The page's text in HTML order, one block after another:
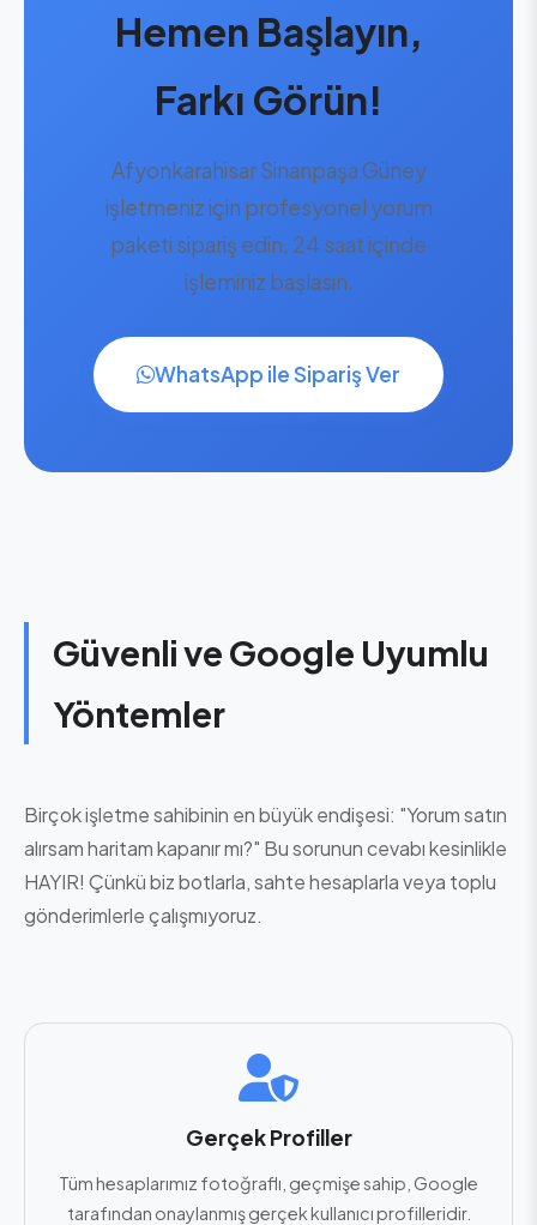
Hemen Başlayın,
Farkı Görün!
Afyonkarahisar Sinanpaşa Güney
işletmeniz için profesyonel yorum
paketi sipariş edin, 24 saat içinde
işleminiz başlasın.
WhatsApp ile Sipariş Ver
Güvenli ve Google Uyumlu
Yöntemler
Birçok işletme sahibinin en büyük endişesi: "Yorum satın
alırsam haritam kapanır mı?" Bu sorunun cevabı kesinlikle
HAYIR! Çünkü biz botlarla, sahte hesaplarla veya toplu
gönderimlerle çalışmıyoruz.
Gerçek Profiller
Tüm hesaplarımız fotoğraflı, geçmişe sahip, Google
tarafından onaylanmış gerçek kullanıcı profilleridir.